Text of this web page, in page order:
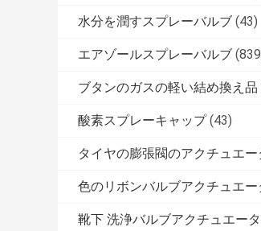
水分を潤すスプレーバルブ (43)
エアゾールスプレーバルブ
ブタンのガスの軽い結め換え品
酸素スプレーキャップ (43)
タイヤの膨張閥のアクチュエー
色のリボンバルブアクチュエー
靴下 洗浄バルブアクチュエー